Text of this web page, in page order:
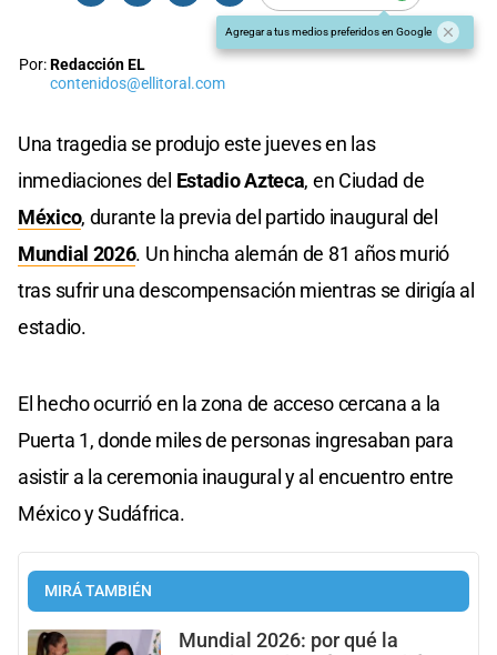
Agregar a tus medios preferidos en Google
Por:Redacción EL
contenidos@ellitoral.com
Una tragedia se produjo este jueves en las
inmediaciones del Estadio Azteca, en Ciudad de
México, durante la previa del partido inaugural del
Mundial 2026. Un hincha alemán de 81 años murió
tras sufrir una descompensación mientras se dirigía al
estadio.
El hecho ocurrió en la zona de acceso cercana a la
Puerta 1, donde miles de personas ingresaban para
asistir a la ceremonia inaugural y al encuentro entre
México y Sudáfrica.
MIRÁ TAMBIÉN
Mundial 2026: por qué la